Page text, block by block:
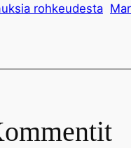
rohkeudesta